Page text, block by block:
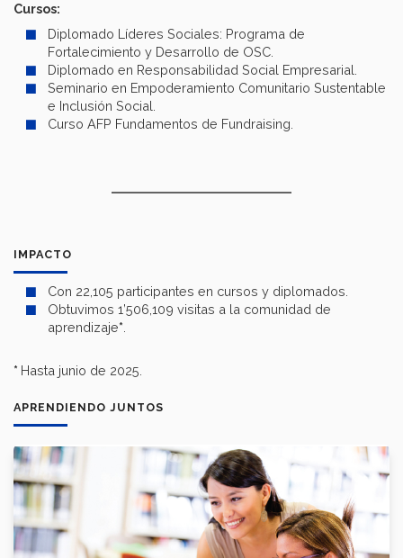
Cursos:
Diplomado Líderes Sociales: Programa de
Fortalecimiento y Desarrollo de OSC.
Diplomado en Responsabilidad Social Empresarial.
Seminario en Empoderamiento Comunitario Sustentable
e Inclusión Social.
Curso AFP Fundamentos de Fundraising.
IMPACTO
Con 22,105 participantes en cursos y diplomados.
Obtuvimos 1’506,109 visitas a la comunidad de
aprendizaje*.
* Hasta junio de 2025.
APRENDIENDO JUNTOS